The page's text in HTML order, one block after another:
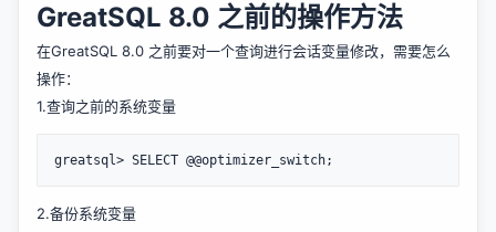
GreatSQL 8.0 之前的操作方法
在GreatSQL 8.0 之前要对一个查询进行会话变量修改，需要怎么
操作：
1.查询之前的系统变量
2.备份系统变量